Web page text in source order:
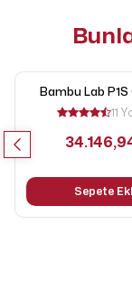
Bambu Lab
11
Sepete